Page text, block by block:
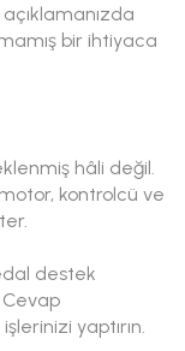
bir ihtiyaca
hâli değil.
kontrolcü ve
destek
Cevap
yaptırın.